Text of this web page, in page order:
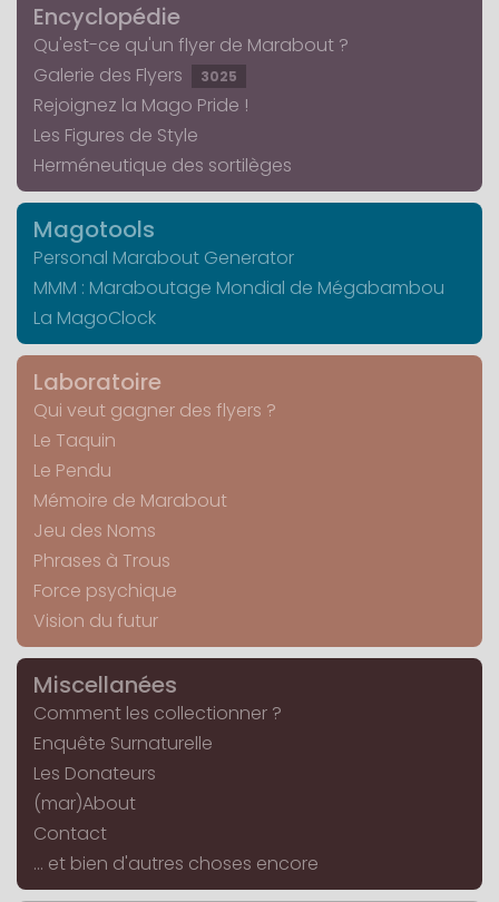
Encyclopédie
Qu'est-ce qu'un flyer de Marabout ?
Galerie des Flyers
3025
Rejoignez la Mago Pride !
Les Figures de Style
Herméneutique des sortilèges
Magotools
Personal Marabout Generator
MMM : Maraboutage Mondial de Mégabambou
La MagoClock
Laboratoire
Qui veut gagner des flyers ?
Le Taquin
Le Pendu
Mémoire de Marabout
Jeu des Noms
Phrases à Trous
Force psychique
Vision du futur
Miscellanées
Comment les collectionner ?
Enquête Surnaturelle
Les Donateurs
(mar)About
Contact
... et bien d'autres choses encore